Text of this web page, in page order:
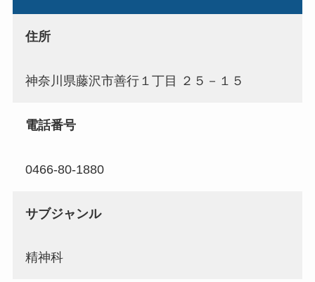
住所
神奈川県藤沢市善行１丁目 ２５－１５
電話番号
0466-80-1880
サブジャンル
精神科